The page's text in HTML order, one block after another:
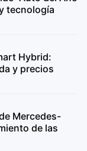
tecnología
Hybrid:
y precios
Mercedes-
de las